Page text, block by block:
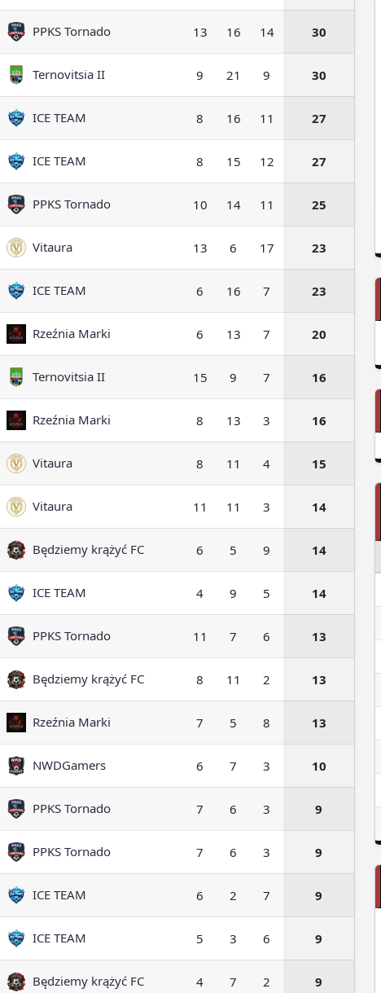
PPKS Tornado 13 16 14 30
Ternovitsia II 9 21 9 30
ICE TEAM 8 16 11 27
ICE TEAM 8 15 12 27
PPKS Tornado 10 14 11 25
Vitaura 13 6 17 23
ICE TEAM 6 16 7 23
Rzeźnia Marki 6 13 7 20
Ternovitsia II 15 9 7 16
Rzeźnia Marki 8 13 3 16
Vitaura 8 11 4 15
Vitaura 11 11 3 14
Będziemy krążyć FC 6 5 9 14
ICE TEAM 4 9 5 14
PPKS Tornado 11 7 6 13
Będziemy krążyć FC 8 11 2 13
Rzeźnia Marki 7 5 8 13
NWDGamers 6 7 3 10
PPKS Tornado 7 6 3 9
PPKS Tornado 7 6 3 9
ICE TEAM 6 2 7 9
ICE TEAM 5 3 6 9
Będziemy krążyć FC 4 7 2 9